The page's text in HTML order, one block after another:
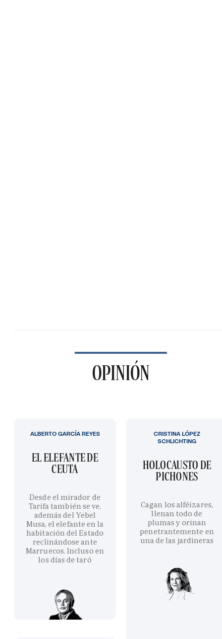
OPINIÓN
EL ELEFANTE DE
CEUTA
Desde el mirador de
Tarifa también se ve,
además del Yebel
Musa, el elefante en la
habitación del Estado
reclinándose ante
Marruecos. Incluso en
los días de taró
ALBERTO GARCÍA REYES
HOLOCAUSTO DE
PICHONES
Cagan los alféizares,
llenan todo de
plumas y orinan
penetrantemente en
una de las jardineras
CRISTINA LÓPEZ
SCHLICHTING